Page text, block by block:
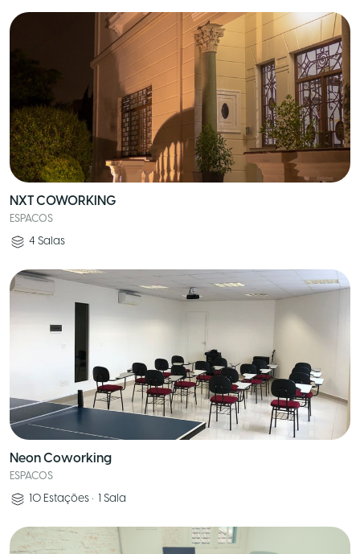
NXT COWORKING
ESPACOS
4 Salas
Neon Coworking
ESPACOS
10 Estações • 1 Sala